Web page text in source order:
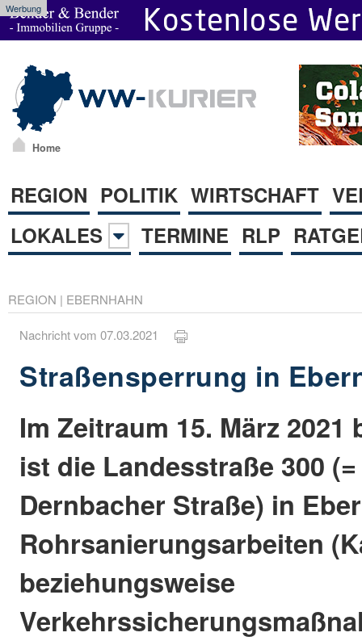
Werbung
Home
REGION POLITIK WIRTSCHAFT
LOKALES
TERMINE RLP
REGION | EBERNHAHN
Nachricht vom 07.03.2021
Straßensperrung in
Im Zeitraum 15. März 2021
ist die Landesstraße 300
Dernbacher Straße) in
Rohrsanierungsarbeiten
beziehungsweise